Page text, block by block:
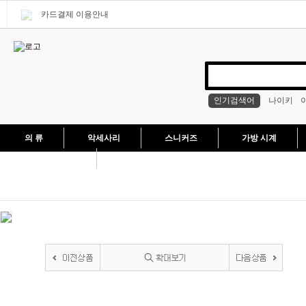
카드결제 이용안내
인기검색어 나이키
의 류 악세사리 스니커즈 가방 시계